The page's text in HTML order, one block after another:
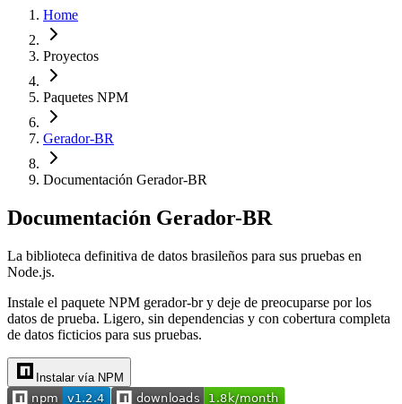
Home
Proyectos
Paquetes NPM
Gerador-BR
Documentación Gerador-BR
Documentación Gerador-BR
La biblioteca definitiva de datos brasileños para sus pruebas en
Node.js.
Instale el paquete NPM gerador-br y deje de preocuparse por los
datos de prueba. Ligero, sin dependencias y con cobertura completa
de datos ficticios para sus pruebas.
Instalar vía NPM